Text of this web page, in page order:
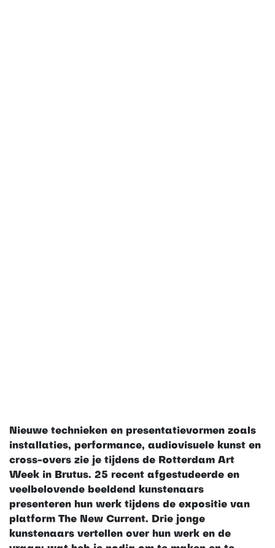
Nieuwe technieken en presentatievormen zoals
installaties, performance, audiovisuele kunst en
cross-overs zie je tijdens de Rotterdam Art
Week in Brutus. 25 recent afgestudeerde en
veelbelovende beeldend kunstenaars
presenteren hun werk tijdens de expositie van
platform The New Current. Drie jonge
kunstenaars vertellen over hun werk en de